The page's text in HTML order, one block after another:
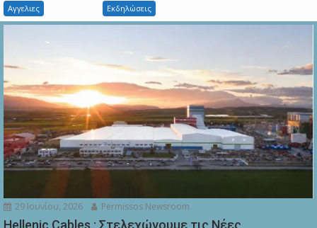
Αγγελιες Εκδηλώσεις
29 Ιουνίου, 2026 Permissos Newsroom